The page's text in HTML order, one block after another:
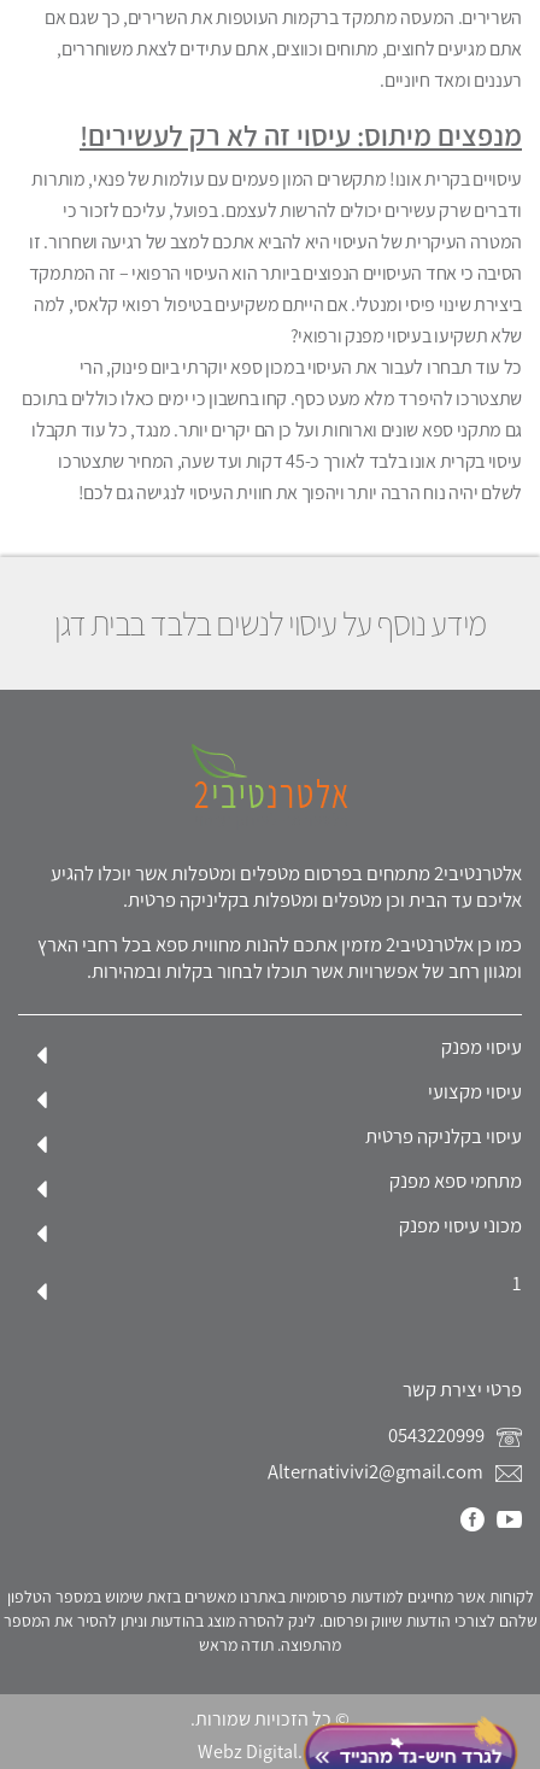
השרירים. המעסה מתמקד ברקמות העוטפות את השרירים, כך שגם אם
אתם מגיעים לחוצים, מתוחים וכווצים, אתם עתידים לצאת משוחררים,
רעננים ומאד חיוניים.
מנפצים מיתוס: עיסוי זה לא רק לעשירים!
עיסויים בקרית אונו! מתקשרים המון פעמים עם עולמות של פנאי, מותרות
ודברים שרק עשירים יכולים להרשות לעצמם. בפועל, עליכם לזכור כי
המטרה העיקרית של העיסוי היא להביא אתכם למצב של רגיעה ושחרור. זו
הסיבה כי אחד העיסויים הנפוצים ביותר הוא העיסוי הרפואי – זה המתמקד
ביצירת שינוי פיסי ומנטלי. אם הייתם משקיעים בטיפול רפואי קלאסי, למה
שלא תשקיעו בעיסוי מפנק ורפואי?
כל עוד תבחרו לעבור את העיסוי במכון ספא יוקרתי ביום פינוק, הרי
שתצטרכו להיפרד מלא מעט כסף. קחו בחשבון כי ימים כאלו כוללים בתוכם
גם מתקני ספא שונים וארוחות ועל כן הם יקרים יותר. מנגד, כל עוד תקבלו
עיסוי בקרית אונו בלבד לאורך כ-45 דקות ועד שעה, המחיר שתצטרכו
לשלם יהיה נוח הרבה יותר ויהפוך את חווית העיסוי לנגישה גם לכם!
מידע נוסף על עיסוי לנשים בלבד בבית דגן
אלטרנטיבי2 מתמחים בפרסום מטפלים ומטפלות אשר יוכלו להגיע
אליכם עד הבית וכן מטפלים ומטפלות בקליניקה פרטית.
כמו כן אלטרנטיבי2 מזמין אתכם להנות מחווית ספא בכל רחבי הארץ
ומגוון רחב של אפשרויות אשר תוכלו לבחור בקלות ובמהירות.
עיסוי מפנק
עיסוי מקצועי
עיסוי בקלניקה פרטית
מתחמי ספא מפנק
מכוני עיסוי מפנק
1
פרטי יצירת קשר
Alternativivi2@gmail.com
לקוחות אשר מחייגים למודעות פרסומיות באתרנו מאשרים בזאת שימוש במספר הטלפון
שלהם לצורכי הודעות שיווק ופרסום. לינק להסרה מוצג בהודעות וניתן להסיר את המספר
מהתפוצה. תודה מראש
© כל הזכויות שמורות.
Webz Digital.click